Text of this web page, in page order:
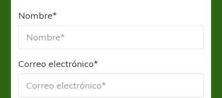
Nombre*
Correo electrónico*